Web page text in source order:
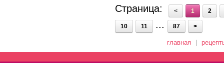
Страница:
< 1 2
10 11 ... 87 >
главная